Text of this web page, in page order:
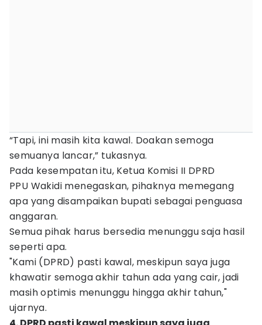
“Tapi, ini masih kita kawal. Doakan semoga
semuanya lancar,” tukasnya.
Pada kesempatan itu, Ketua Komisi II DPRD
PPU Wakidi menegaskan, pihaknya memegang
apa yang disampaikan bupati sebagai penguasa
anggaran.
Semua pihak harus bersedia menunggu saja hasil
seperti apa.
"Kami (DPRD) pasti kawal, meskipun saya juga
khawatir semoga akhir tahun ada yang cair, jadi
masih optimis menunggu hingga akhir tahun,"
ujarnya.